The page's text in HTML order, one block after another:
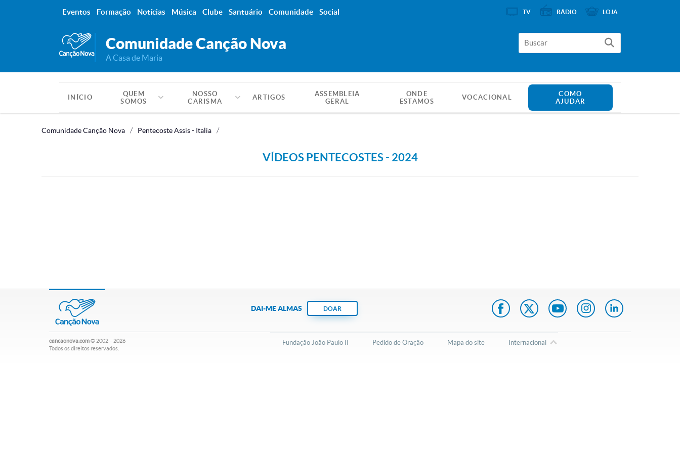
Comunidade Canção Nova
A Casa de Maria
INÍCIO
QUEM
SOMOS
NOSSO
CARISMA
ARTIGOS
ASSEMBLEIA
GERAL
ONDE
ESTAMOS
VOCACIONAL
COMO
AJUDAR
Comunidade Canção Nova Pentecoste Assis - Italia
VÍDEOS PENTECOSTES - 2024
Eventos Formação Notícias Música Clube Santuário Comunidade Social TV RÁDIO LOJA
DAI-ME ALMAS DOAR
Fundação João Paulo II Pedido de Oração Mapa do site Internacional
cancaonova.com© 2002 – 2026
Todos os direitos reservados.